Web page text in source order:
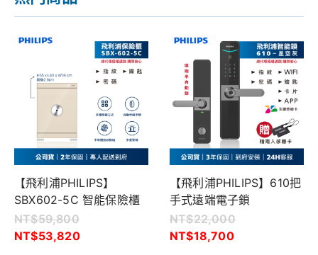
【飛利浦PHILIPS】
SBX602-5C 智能保險櫃
NT$59,800
NT$53,820
【飛利浦PHILIPS】610把
手式遠端電子鎖
NT$22,000
NT$18,700